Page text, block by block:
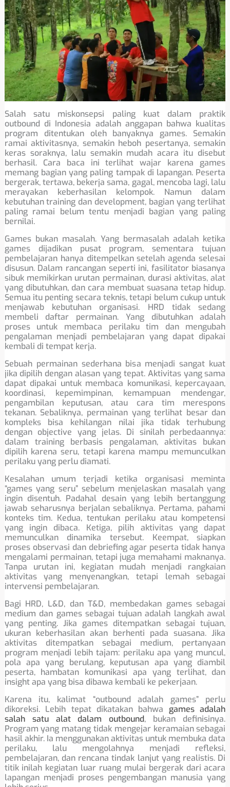
Salah satu miskonsepsi paling kuat dalam praktik
outbound di Indonesia adalah anggapan bahwa kualitas
program ditentukan oleh banyaknya games. Semakin
ramai aktivitasnya, semakin heboh pesertanya, semakin
keras soraknya, lalu semakin mudah acara itu disebut
berhasil. Cara baca ini terlihat wajar karena games
memang bagian yang paling tampak di lapangan. Peserta
bergerak, tertawa, bekerja sama, gagal, mencoba lagi, lalu
merayakan keberhasilan kelompok. Namun dalam
kebutuhan training dan development, bagian yang terlihat
paling ramai belum tentu menjadi bagian yang paling
bernilai.
Games bukan masalah. Yang bermasalah adalah ketika
games dijadikan pusat program, sementara tujuan
pembelajaran hanya ditempelkan setelah agenda selesai
disusun. Dalam rancangan seperti ini, fasilitator biasanya
sibuk memikirkan urutan permainan, durasi aktivitas, alat
yang dibutuhkan, dan cara membuat suasana tetap hidup.
Semua itu penting secara teknis, tetapi belum cukup untuk
menjawab kebutuhan organisasi. HRD tidak sedang
membeli daftar permainan. Yang dibutuhkan adalah
proses untuk membaca perilaku tim dan mengubah
pengalaman menjadi pembelajaran yang dapat dipakai
kembali di tempat kerja.
Sebuah permainan sederhana bisa menjadi sangat kuat
jika dipilih dengan alasan yang tepat. Aktivitas yang sama
dapat dipakai untuk membaca komunikasi, kepercayaan,
koordinasi, kepemimpinan, kemampuan mendengar,
pengambilan keputusan, atau cara tim merespons
tekanan. Sebaliknya, permainan yang terlihat besar dan
kompleks bisa kehilangan nilai jika tidak terhubung
dengan objective yang jelas. Di sinilah perbedaannya:
dalam training berbasis pengalaman, aktivitas bukan
dipilih karena seru, tetapi karena mampu memunculkan
perilaku yang perlu diamati.
Kesalahan umum terjadi ketika organisasi meminta
“games yang seru” sebelum menjelaskan masalah yang
ingin disentuh. Padahal desain yang lebih bertanggung
jawab seharusnya berjalan sebaliknya. Pertama, pahami
konteks tim. Kedua, tentukan perilaku atau kompetensi
yang ingin dibaca. Ketiga, pilih aktivitas yang dapat
memunculkan dinamika tersebut. Keempat, siapkan
proses observasi dan debriefing agar peserta tidak hanya
mengalami permainan, tetapi juga memahami maknanya.
Tanpa urutan ini, kegiatan mudah menjadi rangkaian
aktivitas yang menyenangkan, tetapi lemah sebagai
intervensi pembelajaran.
Bagi HRD, L&D, dan T&D, membedakan games sebagai
medium dan games sebagai tujuan adalah langkah awal
yang penting. Jika games ditempatkan sebagai tujuan,
ukuran keberhasilan akan berhenti pada suasana. Jika
aktivitas ditempatkan sebagai medium, pertanyaan
program menjadi lebih tajam: perilaku apa yang muncul,
pola apa yang berulang, keputusan apa yang diambil
peserta, hambatan komunikasi apa yang terlihat, dan
insight apa yang bisa dibawa kembali ke pekerjaan.
Karena itu, kalimat “outbound adalah games” perlu
dikoreksi. Lebih tepat dikatakan bahwa games adalah
salah satu alat dalam outbound, bukan definisinya.
Program yang matang tidak mengejar keramaian sebagai
hasil akhir. Ia menggunakan aktivitas untuk membuka data
perilaku, lalu mengolahnya menjadi refleksi,
pembelajaran, dan rencana tindak lanjut yang realistis. Di
titik inilah kegiatan luar ruang mulai bergerak dari acara
lapangan menjadi proses pengembangan manusia yang